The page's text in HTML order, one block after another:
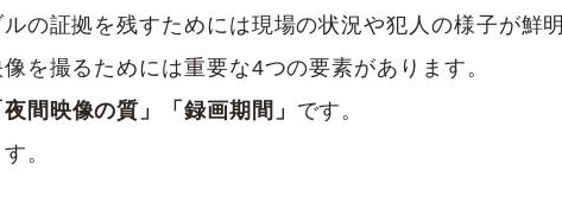
の証拠を残すためには現場の状況や犯人の様子が鮮
を撮るためには重要な4つの要素があります。
間映像の質」「録画期間」 です。
。